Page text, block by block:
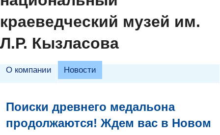
краеведческий музей им.
Л.Р. Кызласова
О компании Новости
Поиски древнего медальона
продолжаются! Ждем вас в Новом